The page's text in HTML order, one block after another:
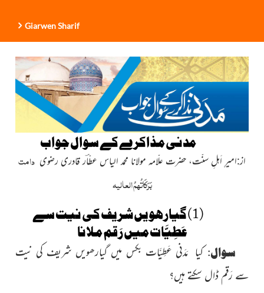
Giarwen Sharif
مدنی مذاکرے کے سوال جواب
از:امیرِ اَہلِ سنّت، حضرت علّامہ مولانا محمد الیاس عطّاؔر قادری رضوی دامت
بَرَکَاتُہمُ العالیہ
(1) گیارھویں شریف کی نیت سے
عَطِیَّات میں رَقم ملانا
سوال:کیا مَدَنی عَطِیَّات بكس میں گیارھویں شریف کی نیت
سے رَقم ڈال سکتے ہیں؟